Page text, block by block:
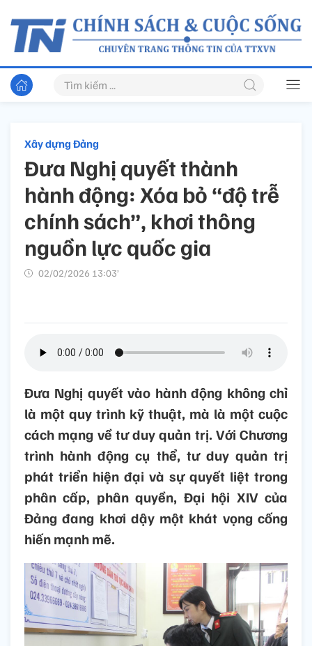
Xây dựng Đảng
Đưa Nghị quyết thành
hành động: Xóa bỏ “độ trễ
chính sách”, khơi thông
nguồn lực quốc gia
02/02/2026 13:03’
Đưa Nghị quyết vào hành động không chỉ
là một quy trình kỹ thuật, mà là một cuộc
cách mạng về tư duy quản trị. Với Chương
trình hành động cụ thể, tư duy quản trị
phát triển hiện đại và sự quyết liệt trong
phân cấp, phân quyền, Đại hội XIV của
Đảng đang khơi dậy một khát vọng cống
hiến mạnh mẽ.